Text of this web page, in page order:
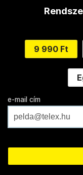
9 990 Ft
e-mail cím